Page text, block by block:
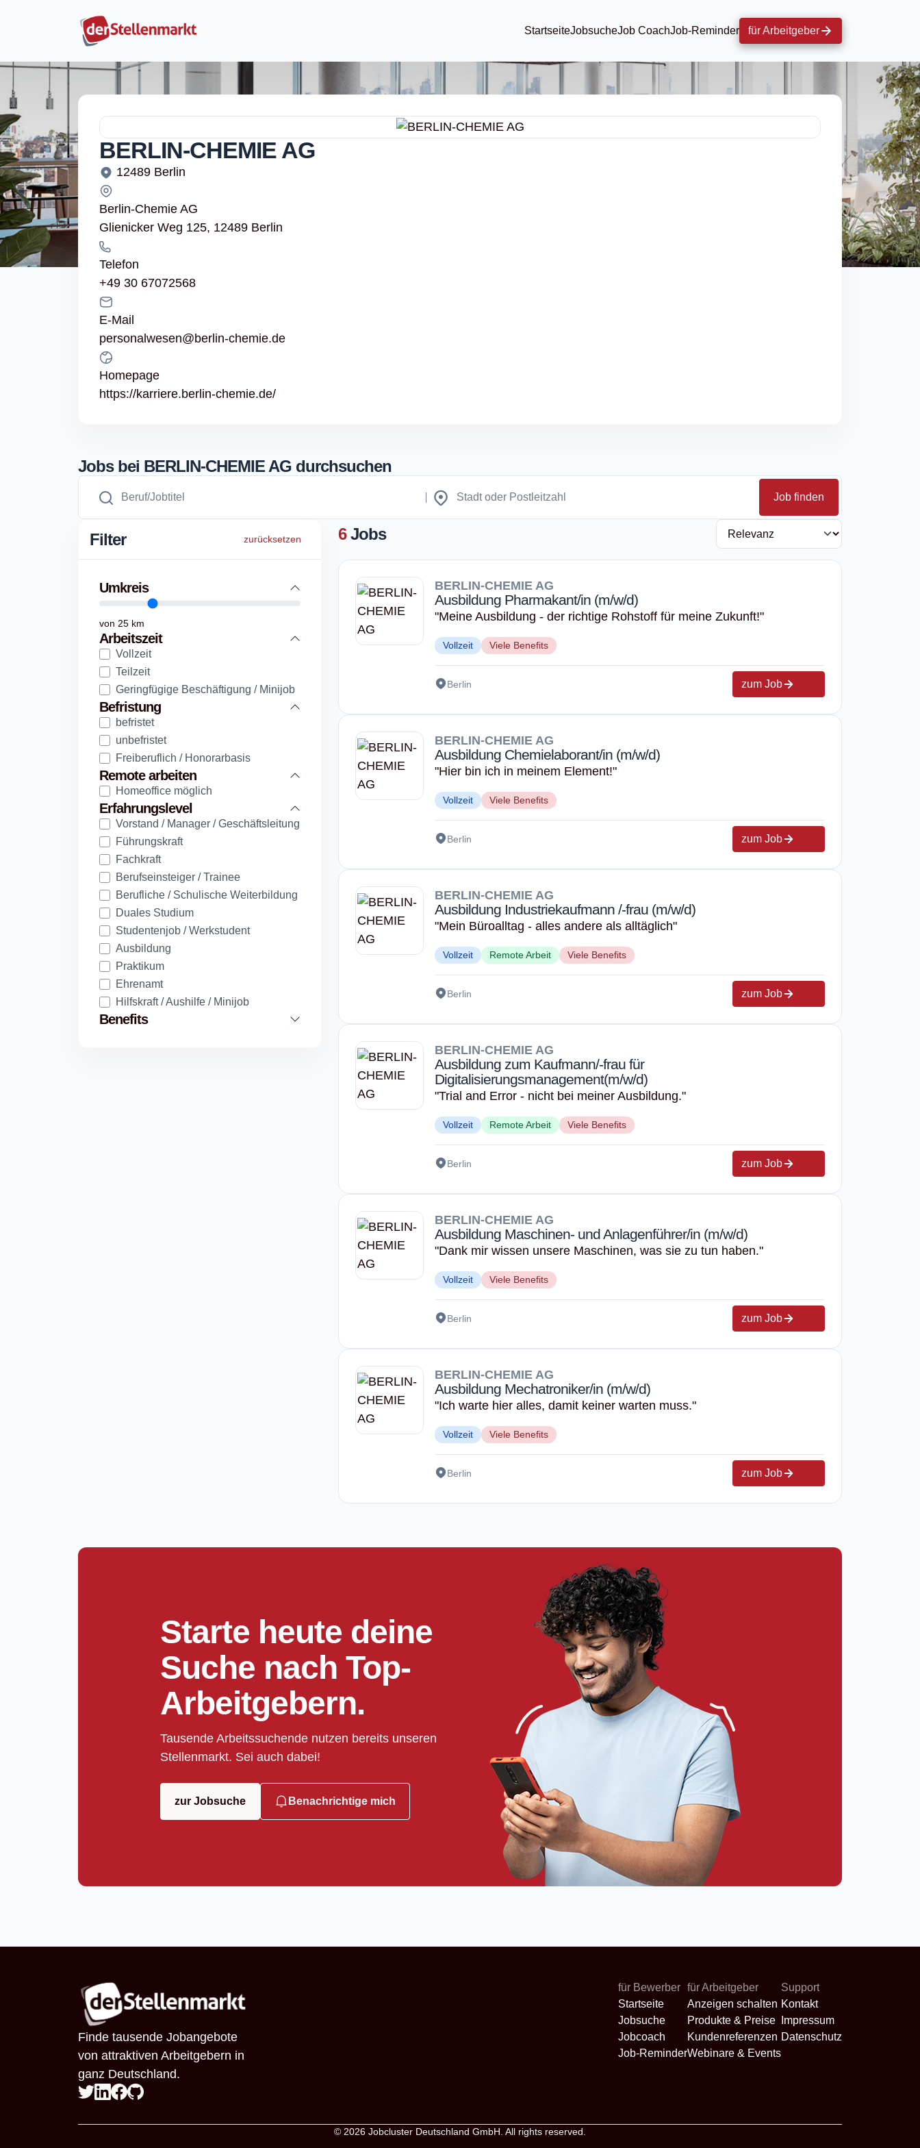
StartseiteJobsucheJob CoachJob-Reminder für Arbeitgeber
BERLIN-CHEMIE AG
12489 Berlin
Berlin-Chemie AG
Glienicker Weg 125, 12489 Berlin
Telefon
+49 30 67072568
E-Mail
personalwesen@berlin-chemie.de
Homepage
https://karriere.berlin-chemie.de/
Jobs bei BERLIN-CHEMIE AG durchsuchen
Job finden
Filter zurücksetzen
Umkreis
von 25 km
Arbeitszeit
Vollzeit
Teilzeit
Geringfügige Beschäftigung / Minijob
Befristung
befristet
unbefristet
Freiberuflich / Honorarbasis
Remote arbeiten
Homeoffice möglich
Erfahrungslevel
Vorstand / Manager / Geschäftsleitung
Führungskraft
Fachkraft
Berufseinsteiger / Trainee
Berufliche / Schulische Weiterbildung
Duales Studium
Studentenjob / Werkstudent
Ausbildung
Praktikum
Ehrenamt
Hilfskraft / Aushilfe / Minijob
Benefits
6Jobs
BERLIN-CHEMIE AG
Ausbildung Pharmakant/in (m/w/d)
"Meine Ausbildung - der richtige Rohstoff für meine Zukunft!"
Vollzeit Viele Benefits
Berlin zum Job
BERLIN-CHEMIE AG
Ausbildung Chemielaborant/in (m/w/d)
"Hier bin ich in meinem Element!"
Vollzeit Viele Benefits
Berlin zum Job
BERLIN-CHEMIE AG
Ausbildung Industriekaufmann /-frau (m/w/d)
"Mein Büroalltag - alles andere als alltäglich"
Vollzeit Remote Arbeit Viele Benefits
Berlin zum Job
BERLIN-CHEMIE AG
Ausbildung zum Kaufmann/-frau für
Digitalisierungsmanagement(m/w/d)
"Trial and Error - nicht bei meiner Ausbildung."
Vollzeit Remote Arbeit Viele Benefits
Berlin zum Job
BERLIN-CHEMIE AG
Ausbildung Maschinen- und Anlagenführer/in (m/w/d)
"Dank mir wissen unsere Maschinen, was sie zu tun haben."
Vollzeit Viele Benefits
Berlin zum Job
BERLIN-CHEMIE AG
Ausbildung Mechatroniker/in (m/w/d)
"Ich warte hier alles, damit keiner warten muss."
Vollzeit Viele Benefits
Berlin zum Job
Starte heute deine
Suche nach Top-
Arbeitgebern.
Tausende Arbeitssuchende nutzen bereits unseren
Stellenmarkt. Sei auch dabei!
zur Jobsuche Benachrichtige mich
Finde tausende Jobangebote
von attraktiven Arbeitgebern in
ganz Deutschland.
für Bewerber
Startseite
Jobsuche
Jobcoach
Job-Reminder
für Arbeitgeber
Anzeigen schalten
Produkte & Preise
Kundenreferenzen
Webinare & Events
Support
Kontakt
Impressum
Datenschutz
© 2026 Jobcluster Deutschland GmbH . All rights reserved.